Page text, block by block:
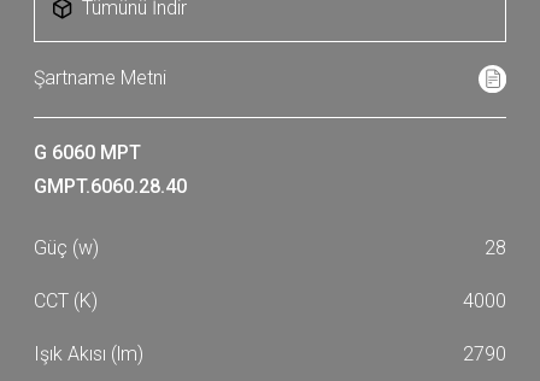
Tümünü İndir
G 6060 MPT
GMPT.6060.28.40
28
4000
2790